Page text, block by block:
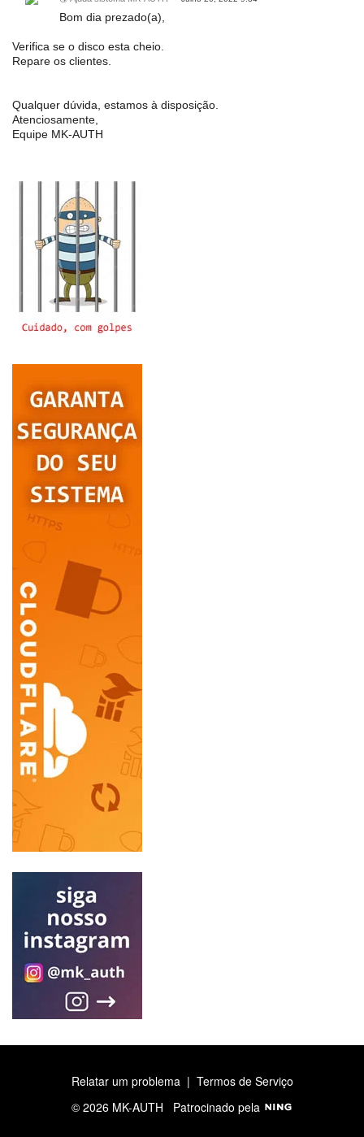
Bom dia prezado(a),
Verifica se o disco esta cheio.
Repare os clientes.
Qualquer dúvida, estamos à disposição.
Atenciosamente,
Equipe MK-AUTH
Relatar um problema | Termos de Serviço
© 2026 MK-AUTH Patrocinado pela